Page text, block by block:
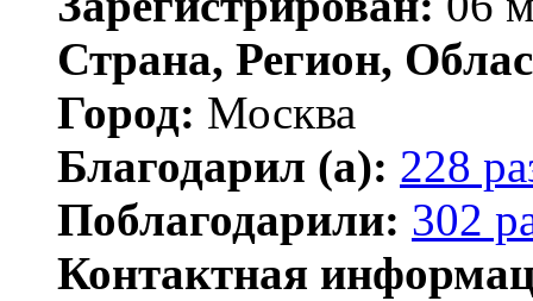
Страна, Регион,
Город: Москва
Благодарил (а): 228
Поблагодарили: 302
Контактная